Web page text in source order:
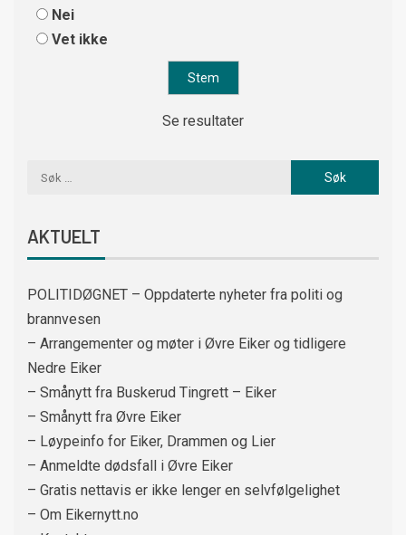
Nei
Vet ikke
Se resultater
AKTUELT
POLITIDØGNET – Oppdaterte nyheter fra politi og
brannvesen
– Arrangementer og møter i Øvre Eiker og tidligere
Nedre Eiker
– Smånytt fra Buskerud Tingrett – Eiker
– Smånytt fra Øvre Eiker
– Løypeinfo for Eiker, Drammen og Lier
– Anmeldte dødsfall i Øvre Eiker
– Gratis nettavis er ikke lenger en selvfølgelighet
– Om Eikernytt.no